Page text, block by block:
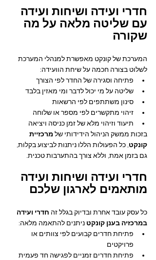
חדרי ועידה ושיחות ועידה
עם שליטה מלאה על מה
שקורה
המערכת של קונקט מאפשרת למנהלי המערכת
לשלוט בצורה חכמה על שיחת הוועידה:
פתיחה וסגירה של החדר לפי הצורך
שליטה על מי יכול לדבר ומי מאזין בלבד
סינון משתתפים לפי הרשאות
זיהוי מתקשרים לפי מספר או שלוחה
תיעוד וזיהוי מלא של זמן כניסה ויציאה
בזכות ממשק הניהול הידידותי של מרכזיית
קונקט, כל הפעולות הללו ניתנות לביצוע בקלות,
גם בזמן אמת, וללא צורך בהתערבות טכנית.
חדרי ועידה ושיחות ועידה
מותאמים לארגון שלכם
כל עסק עובד אחרת ובדיוק בגלל זה חדרי ועידה
במרכזיה בענן קונקט ניתנים להתאמה מלאה:
פתיחת חדרים קבועים לפי צוותים או
פרויקטים
פתיחת חדרים זמניים לפגישה חד פעמית